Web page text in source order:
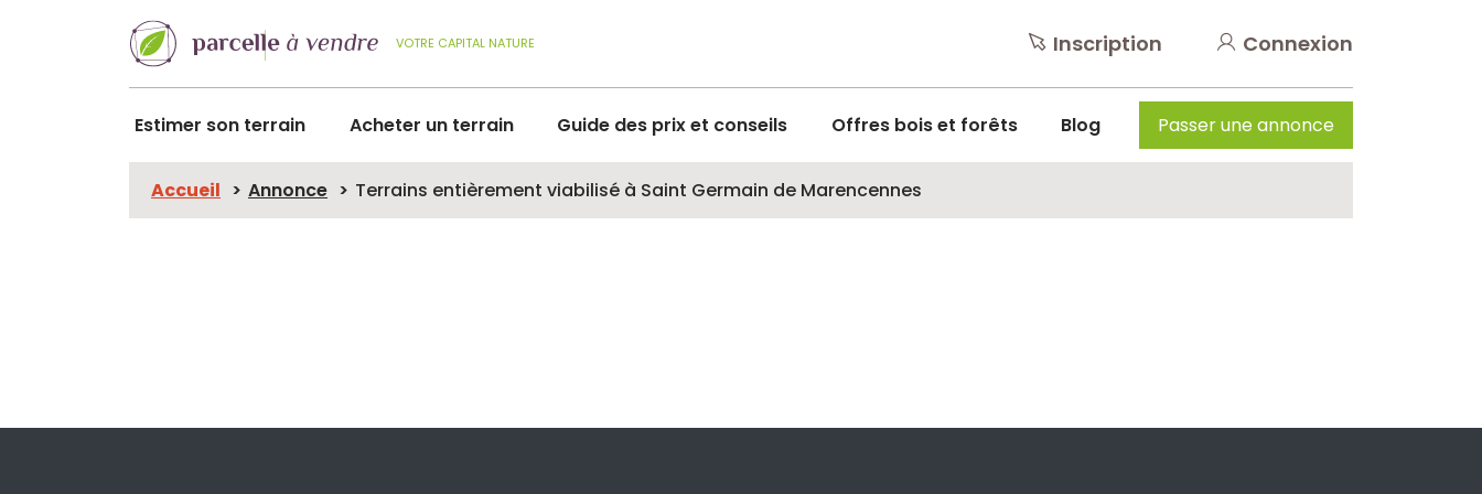
VOTRE CAPITAL NATURE Inscription Connexion
Estimer son terrain Acheter un terrain Guide des prix et conseils Offres bois et forêts Blog Passer une annonce
Accueil Annonce Terrains entièrement viabilisé à Saint Germain de Marencennes